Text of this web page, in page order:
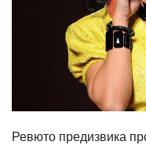
Ревюто предизвика